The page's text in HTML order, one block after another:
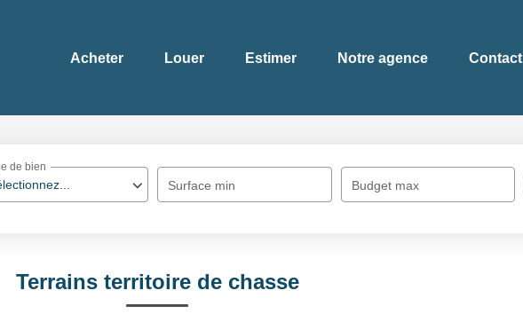
Acheter Louer Estimer Notre agence Contact
de bien
Surface min Budget max
Terrains territoire de chasse